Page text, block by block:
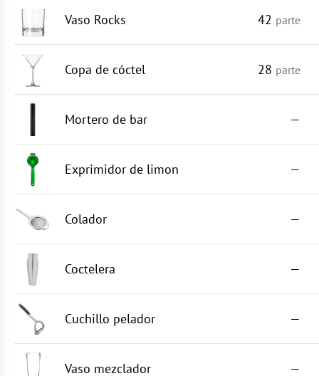
Vaso Rocks 42 parte
Copa de cóctel 28 parte
Mortero de bar —
Exprimidor de limon —
Colador —
Coctelera —
Cuchillo pelador —
Vaso mezclador —